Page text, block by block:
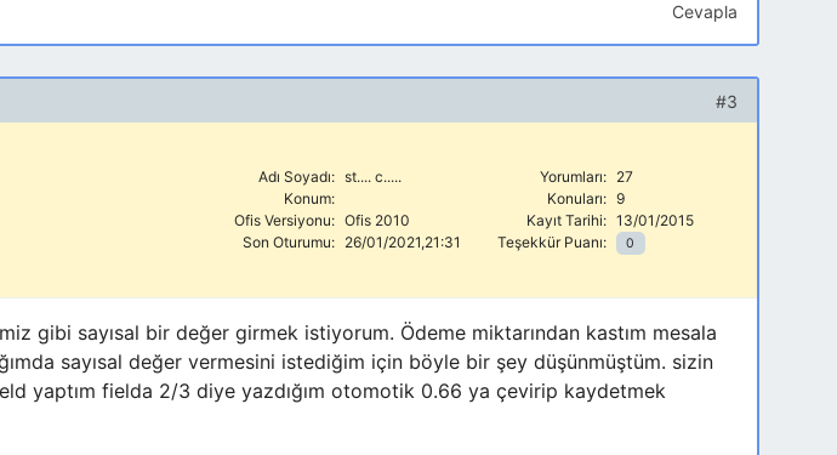
Cevapla
#3
Adı Soyadı: st.... c.....
Konum:
Ofis Versiyonu: Ofis 2010
Son Oturumu: 26/01/2021,21:31
Yorumları: 27
Konuları: 9
Kayıt Tarihi: 13/01/2015
Teşekkür Puanı:
0
gibi sayısal bir değer girmek istiyorum. Ödeme miktarından kastım mesala
sayısal değer vermesini istediğim için böyle bir şey düşünmüştüm. sizin
yaptım fielda 2/3 diye yazdığım otomotik 0.66 ya çevirip kaydetmek